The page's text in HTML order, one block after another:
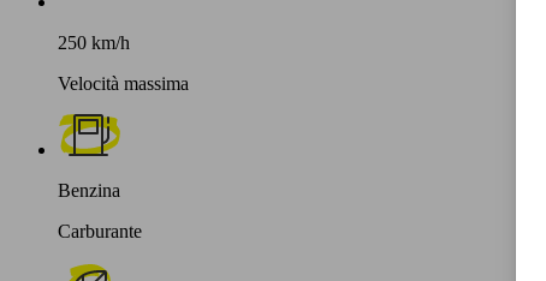
250 km/h
Velocità massima
Benzina
Carburante